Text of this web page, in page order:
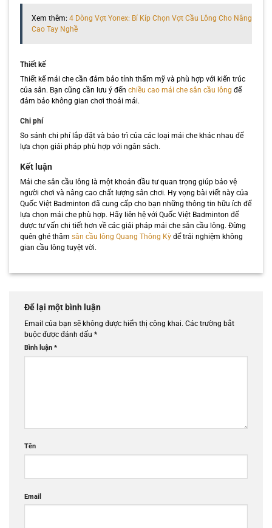
Xem thêm: 4 Dòng Vợt Yonex: Bí Kíp Chọn Vợt Cầu Lông Cho Nâng
Cao Tay Nghề
Thiết kế
Thiết kế mái che cần đảm bảo tính thẩm mỹ và phù hợp với kiến trúc
của sân. Bạn cũng cần lưu ý đến chiều cao mái che sân cầu lông để
đảm bảo không gian chơi thoải mái.
Chi phí
So sánh chi phí lắp đặt và bảo trì của các loại mái che khác nhau để
lựa chọn giải pháp phù hợp với ngân sách.
Kết luận
Mái che sân cầu lông là một khoản đầu tư quan trọng giúp bảo vệ
người chơi và nâng cao chất lượng sân chơi. Hy vọng bài viết này của
Quốc Việt Badminton đã cung cấp cho bạn những thông tin hữu ích để
lựa chọn mái che phù hợp. Hãy liên hệ với Quốc Việt Badminton để
được tư vấn chi tiết hơn về các giải pháp mái che sân cầu lông. Đừng
quên ghé thăm sân cầu lông Quang Thông Kỳđể trải nghiệm không
gian cầu lông tuyệt vời.
Để lại một bình luận
Email của bạn sẽ không được hiển thị công khai. Các trường bắt
buộc được đánh dấu *
Bình luận *
Tên
Email